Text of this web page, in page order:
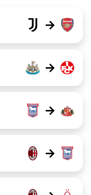
→
→
→
→